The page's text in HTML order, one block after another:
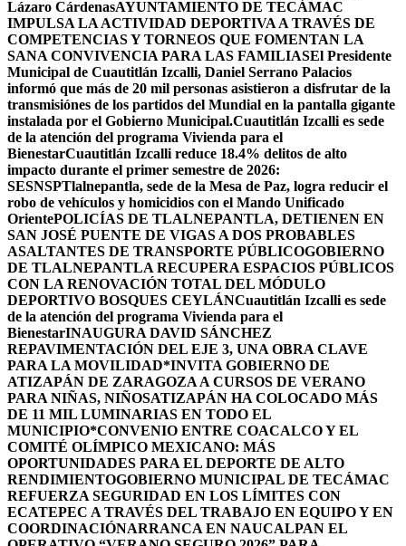
Lázaro CárdenasAYUNTAMIENTO DE TECÁMAC
IMPULSA LA ACTIVIDAD DEPORTIVA A TRAVÉS DE
COMPETENCIAS Y TORNEOS QUE FOMENTAN LA
SANA CONVIVENCIA PARA LAS FAMILIASEl Presidente
Municipal de Cuautitlán Izcalli, Daniel Serrano Palacios
informó que más de 20 mil personas asistieron a disfrutar de la
transmisiónes de los partidos del Mundial en la pantalla gigante
instalada por el Gobierno Municipal.Cuautitlán Izcalli es sede
de la atención del programa Vivienda para el
BienestarCuautitlán Izcalli reduce 18.4% delitos de alto
impacto durante el primer semestre de 2026:
SESNSPTlalnepantla, sede de la Mesa de Paz, logra reducir el
robo de vehículos y homicidios con el Mando Unificado
OrientePOLICÍAS DE TLALNEPANTLA, ​DETIENEN EN
SAN JOSÉ PUENTE DE VIGAS A DOS PROBABLES
ASALTANTES DE TRANSPORTE PÚBLICOGOBIERNO
DE TLALNEPANTLA RECUPERA ESPACIOS PÚBLICOS
CON LA RENOVACIÓN TOTAL DEL MÓDULO
DEPORTIVO BOSQUES CEYLÁNCuautitlán Izcalli es sede
de la atención del programa Vivienda para el
BienestarINAUGURA DAVID SÁNCHEZ
REPAVIMENTACIÓN DEL EJE 3, UNA OBRA CLAVE
PARA LA MOVILIDAD*INVITA GOBIERNO DE
ATIZAPÁN DE ZARAGOZA A CURSOS DE VERANO
PARA NIÑAS, NIÑOSATIZAPÁN HA COLOCADO MÁS
DE 11 MIL LUMINARIAS EN TODO EL
MUNICIPIO*CONVENIO ENTRE COACALCO Y EL
COMITÉ OLÍMPICO MEXICANO: MÁS
OPORTUNIDADES PARA EL DEPORTE DE ALTO
RENDIMIENTOGOBIERNO MUNICIPAL DE TECÁMAC
REFUERZA SEGURIDAD EN LOS LÍMITES CON
ECATEPEC A TRAVÉS DEL TRABAJO EN EQUIPO Y EN
COORDINACIÓNARRANCA EN NAUCALPAN EL